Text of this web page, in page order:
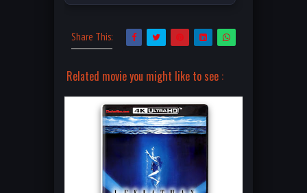
Share This:
Related movie you might like to see :